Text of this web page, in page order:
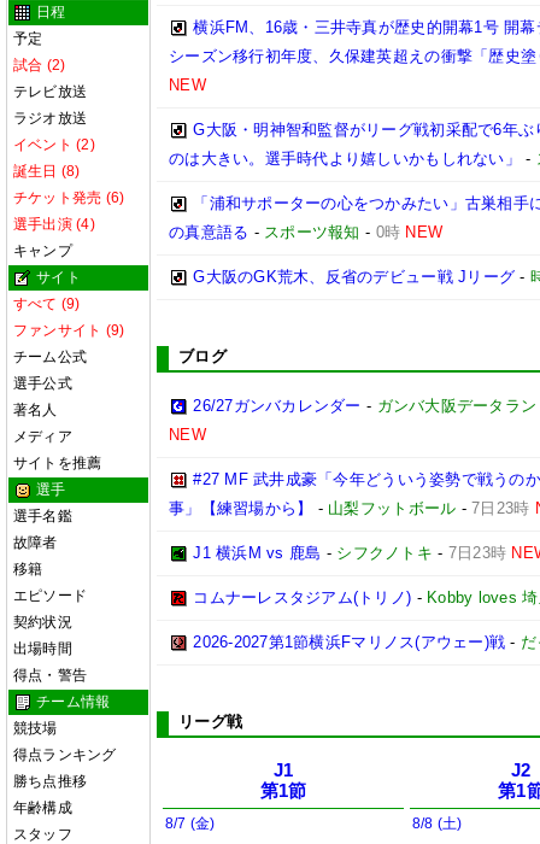
日程
予定
試合 (2)
テレビ放送
ラジオ放送
イベント (2)
誕生日 (8)
チケット発売 (6)
選手出演 (4)
キャンプ
サイト
すべて (9)
ファンサイト (9)
チーム公式
選手公式
著名人
メディア
サイトを推薦
選手
選手名鑑
故障者
移籍
エピソード
契約状況
出場時間
得点・警告
チーム情報
競技場
得点ランキング
勝ち点推移
年齢構成
スタッフ
横浜FM、16歳・三井寺真が歴史的開幕1号 開
シーズン移行初年度、久保建英超えの衝撃「歴史
NEW
G大阪・明神智和監督がリーグ戦初采配で6年
のは大きい。選手時代より嬉しいかもしれない」
-
「浦和サポーターの心をつかみたい」古巣相
の真意語る - スポーツ報知 - 0時 NEW
G大阪のGK荒木、反省のデビュー戦 Jリーグ -
ブログ
26/27ガンバカレンダー - ガンバ大阪データラ
NEW
#27 MF 武井成豪「今年どういう姿勢で戦うの
事」【練習場から】
- 山梨フットボール -7日23時
J1 横浜M vs 鹿島 - シフクノトキ - 7日23時
コムナーレスタジアム(トリノ) - Kobby loves
2026-2027第1節横浜Fマリノス(アウェー)戦 -
リーグ戦
J1
第1節
8/7 (金)
J2
第1
8/8 (土)